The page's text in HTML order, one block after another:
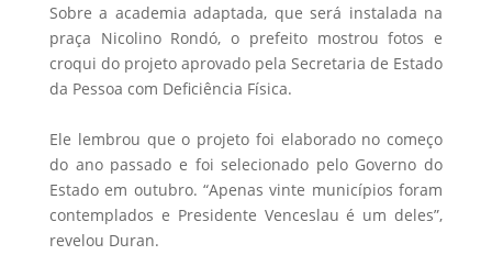
Sobre a academia adaptada, que será instalada na
praça Nicolino Rondó, o prefeito mostrou fotos e
croqui do projeto aprovado pela Secretaria de Estado
da Pessoa com Deficiência Física.
Ele lembrou que o projeto foi elaborado no começo
do ano passado e foi selecionado pelo Governo do
Estado em outubro. “Apenas vinte municípios foram
contemplados e Presidente Venceslau é um deles”,
revelou Duran.